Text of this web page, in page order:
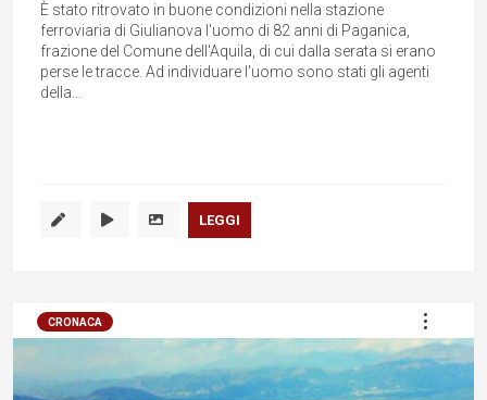
È stato ritrovato in buone condizioni nella stazione
ferroviaria di Giulianova l'uomo di 82 anni di Paganica,
frazione del Comune dell'Aquila, di cui dalla serata si erano
perse le tracce. Ad individuare l'uomo sono stati gli agenti
della...
LEGGI
CRONACA